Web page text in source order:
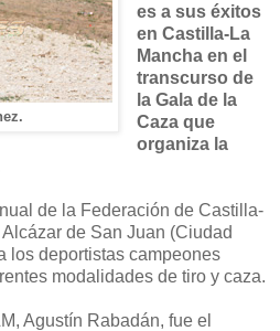
es a sus éxitos
en Castilla-La
Mancha en el
transcurso de
la Gala de la
Caza que
organiza la
de la Federación de Castilla-
de San Juan (Ciudad
los deportistas campeones
modalidades de tiro y caza.
Agustín Rabadán, fue el